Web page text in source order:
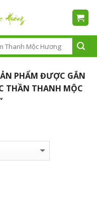
PHẨM ĐƯỢC GẮN
THẦN THANH MỘC